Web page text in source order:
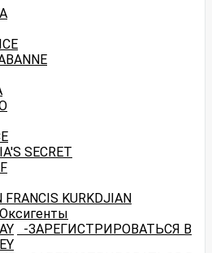
SECRET
FRANCIS KURKDJIAN
-ЗАРЕГИСТРИРОВАТЬСЯ В